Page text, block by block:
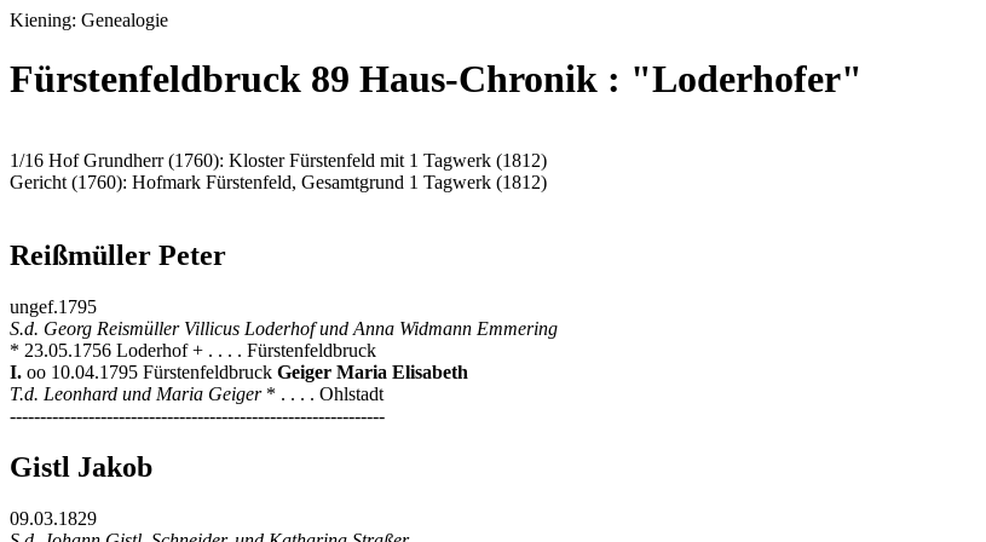
Kiening: Genealogie
Fürstenfeldbruck 89 Haus-Chronik : "Loderhofer"
1/16 Hof Grundherr (1760): Kloster Fürstenfeld mit 1 Tagwerk (1812)
Gericht (1760): Hofmark Fürstenfeld, Gesamtgrund 1 Tagwerk (1812)
Reißmüller Peter
ungef.1795
S.d. Georg Reismüller Villicus Loderhof und Anna Widmann Emmering
* 23.05.1756 Loderhof + . . . . Fürstenfeldbruck
I. oo 10.04.1795 Fürstenfeldbruck Geiger Maria Elisabeth
T.d. Leonhard und Maria Geiger * . . . . Ohlstadt
--------------------------------------------------------------
Gistl Jakob
09.03.1829